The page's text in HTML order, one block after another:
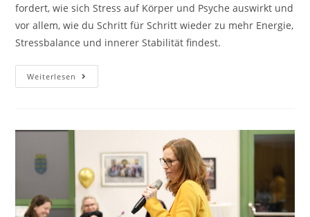
fordert, wie sich Stress auf Körper und Psyche auswirkt und
vor allem, wie du Schritt für Schritt wieder zu mehr Energie,
Stressbalance und innerer Stabilität findest.
Weiterlesen Überforderung
Im
Mental
Erschöpfen.